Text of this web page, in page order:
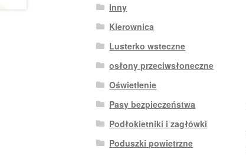
Inny
Kierownica
Lusterko wsteczne
osłony przeciwsłoneczne
Oświetlenie
Pasy bezpieczeństwa
Podłokietniki i zagłówki
Poduszki powietrzne